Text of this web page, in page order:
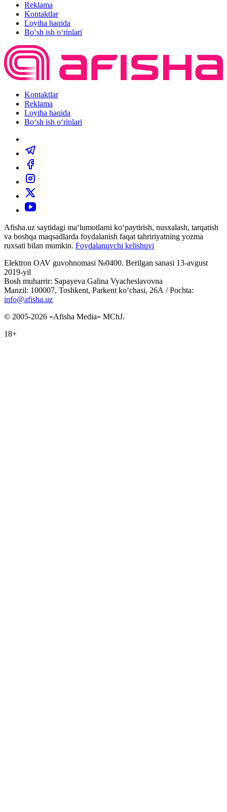
Reklama
Kontaktlar
Loyiha haqida
Bo‘sh ish o‘rinlari
Kontaktlar
Reklama
Loyiha haqida
Bo‘sh ish o‘rinlari
Afisha.uz saytidagi ma‘lumotlarni ko‘paytirish, nusxalash, tarqatish
va boshqa maqsadlarda foydalanish faqat tahririyatning yozma
ruxsati bilan mumkin. Foydalanuvchi kelishuvi
Elektron OAV guvohnomasi №0400. Berilgan sanasi 13-avgust
2019-yil
Bosh muharrir: Sapayeva Galina Vyacheslavovna
Manzil: 100007, Toshkent, Parkent ko‘chasi, 26А / Pochta:
info@afisha.uz
© 2005-2026 «Afisha Media» MChJ.
18+